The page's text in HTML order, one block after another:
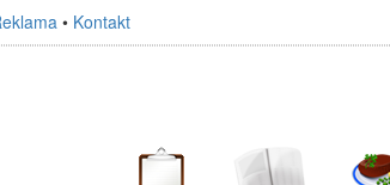
• Kontakt